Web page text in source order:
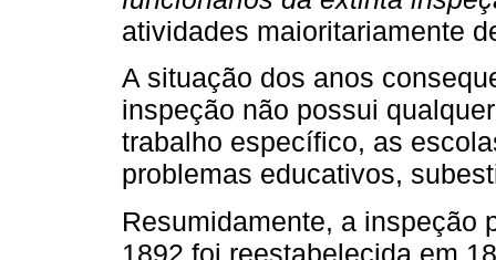
atividades maioritariamente
A situação dos anos
inspeção não possui
trabalho específico, as
problemas educativos,
Resumidamente, a inspeção
1892 foi reestabelecida em